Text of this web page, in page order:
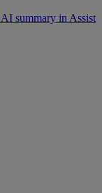
summary in Assist